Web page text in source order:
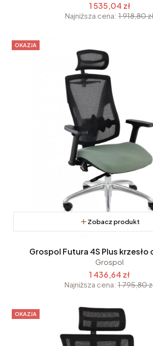
1 535,04 zł
Najniższa cena: 1 918,80
OKAZJA
Zobacz produkt
Grospol Futura 4S Plus
Grospol
1 436,64 zł
Najniższa cena: 1 795,80
OKAZJA